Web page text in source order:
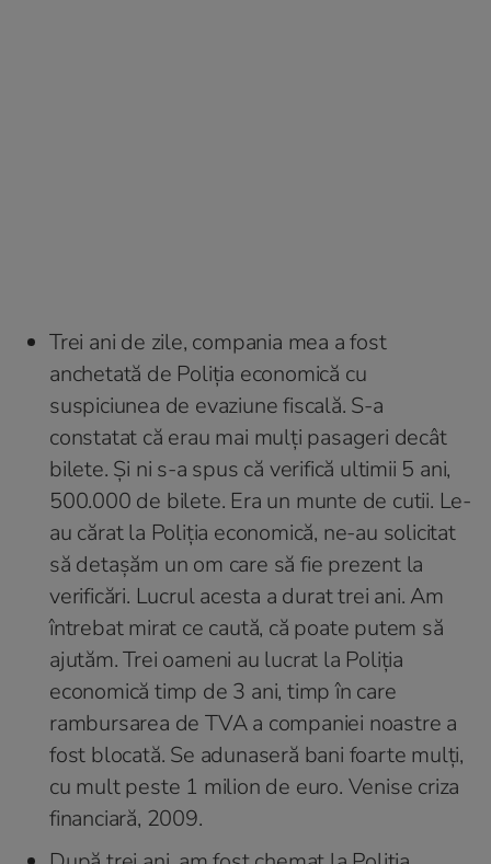
Trei ani de zile, compania mea a fost
anchetată de Poliția economică cu
suspiciunea de evaziune fiscală. S-a
constatat că erau mai mulți pasageri decât
bilete. Și ni s-a spus că verifică ultimii 5 ani,
500.000 de bilete. Era un munte de cutii. Le-
au cărat la Poliția economică, ne-au solicitat
să detașăm un om care să fie prezent la
verificări. Lucrul acesta a durat trei ani. Am
întrebat mirat ce caută, că poate putem să
ajutăm. Trei oameni au lucrat la Poliția
economică timp de 3 ani, timp în care
rambursarea de TVA a companiei noastre a
fost blocată. Se adunaseră bani foarte mulți,
cu mult peste 1 milion de euro. Venise criza
financiară, 2009.